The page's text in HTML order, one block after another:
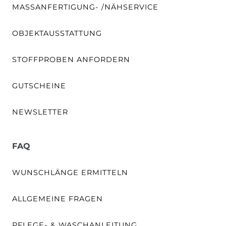
MASSANFERTIGUNG- /NÄHSERVICE
OBJEKTAUSSTATTUNG
STOFFPROBEN ANFORDERN
GUTSCHEINE
NEWSLETTER
FAQ
WUNSCHLÄNGE ERMITTELN
ALLGEMEINE FRAGEN